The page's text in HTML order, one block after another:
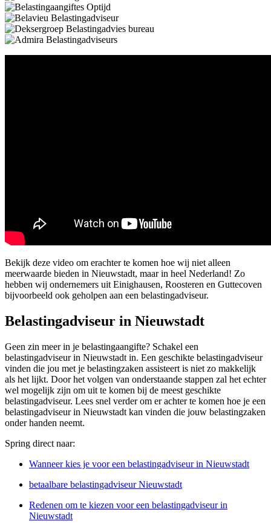
Bekijk deze video om erachter te komen hoe wij niet alleen
meerwaarde bieden in Nieuwstadt, maar in heel Nederland! Zo
hebben wij ondernemers uit Einighausen, Roosteren en Guttecoven
bijvoorbeeld ook geholpen aan een belastingadviseur.
Belastingadviseur in Nieuwstadt
Geen zin meer in je belastingaangifte? Schakel een
belastingadviseur in Nieuwstadt in. Een geschikte belastingadviseur
vinden die jou met je belastingzaken assisteert is niet zo makkelijk
als het lijkt. Door het volgen van onderstaande stappen zal het echter
wel mogelijk zijn om uit te komen bij de meest geschikte
belastingadviseur. Lees snel verder om er achter te komen hoe je een
belastingadviseur in Nieuwstadt kan vinden die jouw belastingzaken
onder handen neemt.
Spring direct naar:
Wanneer kies je voor een belastingadviseur in Nieuwstadt
betaalbare belastingadviseur Nieuwstadt
Redenen om te kiezen voor een belastingadviseur in
Nieuwstadt